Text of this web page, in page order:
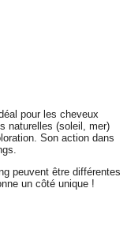
pour les cheveux
naturelles (soleil, mer)
Son action dans
peuvent être différentes
un côté unique !